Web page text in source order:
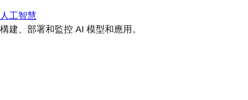
人工智慧
構建、部署和監控 AI 模型和應用。